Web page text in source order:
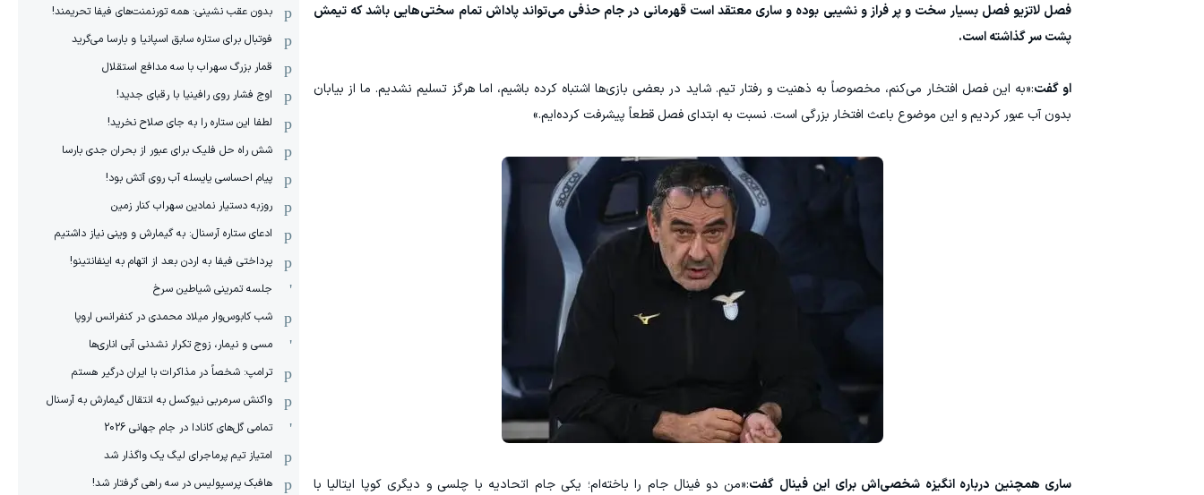
فصل لاتزیو فصل بسیار سخت و پر فراز و نشیبی بوده و ساری معتقد است قهرمانی در جام حذفی می‌تواند پاداش تمام سختی‌هایی باشد که تیمش
پشت سر گذاشته است.
او گفت:«به این فصل افتخار می‌کنم، مخصوصاً به ذهنیت و رفتار تیم. شاید در بعضی بازی‌ها اشتباه کرده باشیم، اما هرگز تسلیم نشدیم. ما از بیابان
بدون آب عبور کردیم و این موضوع باعث افتخار بزرگی است. نسبت به ابتدای فصل قطعاً پیشرفت کرده‌ایم.»
ساری همچنین درباره انگیزه شخصی‌اش برای این فینال گفت:«من دو فینال جام را باخته‌ام؛ یکی جام اتحادیه با چلسی و دیگری کوپا ایتالیا با
بدون عقب نشینی: همه تورنمنت‌های فیفا تحریمند!
فوتبال برای ستاره سابق اسپانیا و بارسا می‌گرید
قمار بزرگ سهراب با سه مدافع استقلال
اوج فشار روی رافینیا با رقبای جدید!
لطفا این ستاره را به جای صلاح نخرید!
شش راه حل فلیک برای عبور از بحران جدی بارسا
پیام احساسی یایسله آب روی آتش بود!
روزبه دستیار نمادین سهراب کنار زمین
ادعای ستاره آرسنال: به گیمارش و وینی نیاز داشتیم
پرداختی فیفا به اردن بعد از اتهام به اینفانتینو!
جلسه تمرینی شیاطین سرخ
شب کابوس‌وار میلاد محمدی در کنفرانس اروپا
مسی و نیمار، زوج تکرار نشدنی آبی اناری‌ها
ترامپ: شخصاً در مذاکرات با ایران درگیر هستم
واکنش سرمربی نیوکسل به انتقال گیمارش به آرسنال
تمامی گل‌های کانادا در جام جهانی 2026
امتیاز تیم پرماجرای لیگ یک واگذار شد
هافبک پرسپولیس در سه راهی گرفتار شد!